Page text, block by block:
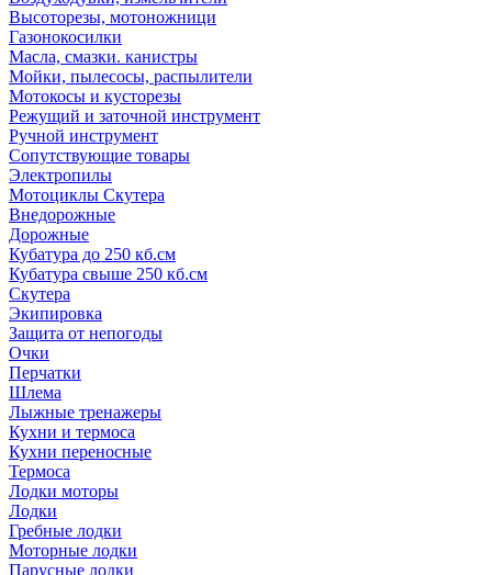
Высоторезы, мотоножници
Газонокосилки
Масла, смазки. канистры
Мойки, пылесосы, распылители
Мотокосы и кусторезы
Режущий и заточной инструмент
Ручной инструмент
Сопутствующие товары
Электропилы
Мотоциклы Скутера
Внедорожные
Дорожные
Кубатура до 250 кб.см
Кубатура свыше 250 кб.см
Скутера
Экипировка
Защита от непогоды
Очки
Перчатки
Шлема
Лыжные тренажеры
Кухни и термоса
Кухни переносные
Термоса
Лодки моторы
Лодки
Гребные лодки
Моторные лодки
Парусные лодки